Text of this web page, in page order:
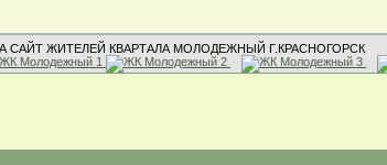
САЙТ ЖИТЕЛЕЙ КВАРТАЛА МОЛОДЕЖНЫЙ Г.КРАСНОГОРСК